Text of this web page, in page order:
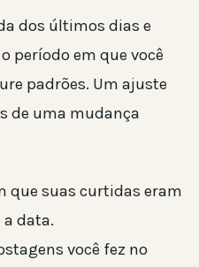
dos últimos dias e
período em que você
padrões. Um ajuste
de uma mudança
que suas curtidas eram
data.
você fez no